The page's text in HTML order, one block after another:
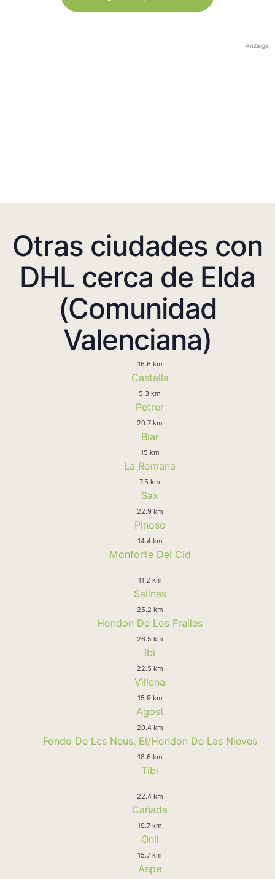
Anzeige
Otras ciudades con
DHL cerca de Elda
(Comunidad
Valenciana)
16.6 km
Castalla
5.3 km
Petrer
20.7 km
Biar
15 km
La Romana
7.5 km
Sax
22.9 km
Pinoso
14.4 km
Monforte Del Cid
11.2 km
Salinas
25.2 km
Hondon De Los Frailes
26.5 km
Ibi
22.5 km
Villena
15.9 km
Agost
20.4 km
Fondo De Les Neus, El/Hondon De Las Nieves
18.6 km
Tibi
22.4 km
Cañada
19.7 km
Onil
15.7 km
Aspe